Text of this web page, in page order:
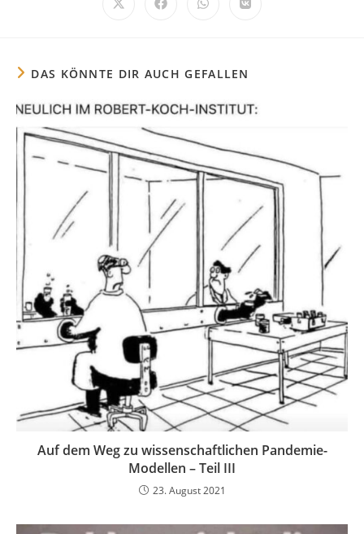
Öffnet
Öffnet Öffnet Öffnet
DAS KÖNNTE DIR AUCH GEFALLEN
Auf dem Weg zu wissenschaftlichen Pandemie-
Modellen – Teil III
23. August 2021